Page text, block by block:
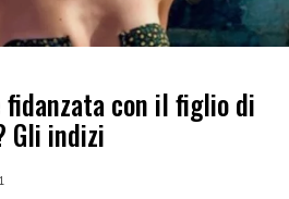
fidanzata con il figlio di
Gli indizi